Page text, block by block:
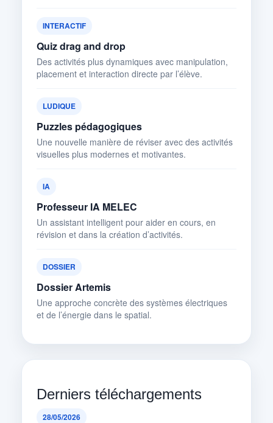
INTERACTIF
Quiz drag and drop
Des activités plus dynamiques avec manipulation,
placement et interaction directe par l’élève.
LUDIQUE
Puzzles pédagogiques
Une nouvelle manière de réviser avec des activités
visuelles plus modernes et motivantes.
IA
Professeur IA MELEC
Un assistant intelligent pour aider en cours, en
révision et dans la création d’activités.
DOSSIER
Dossier Artemis
Une approche concrète des systèmes électriques
et de l’énergie dans le spatial.
Derniers téléchargements
28/05/2026